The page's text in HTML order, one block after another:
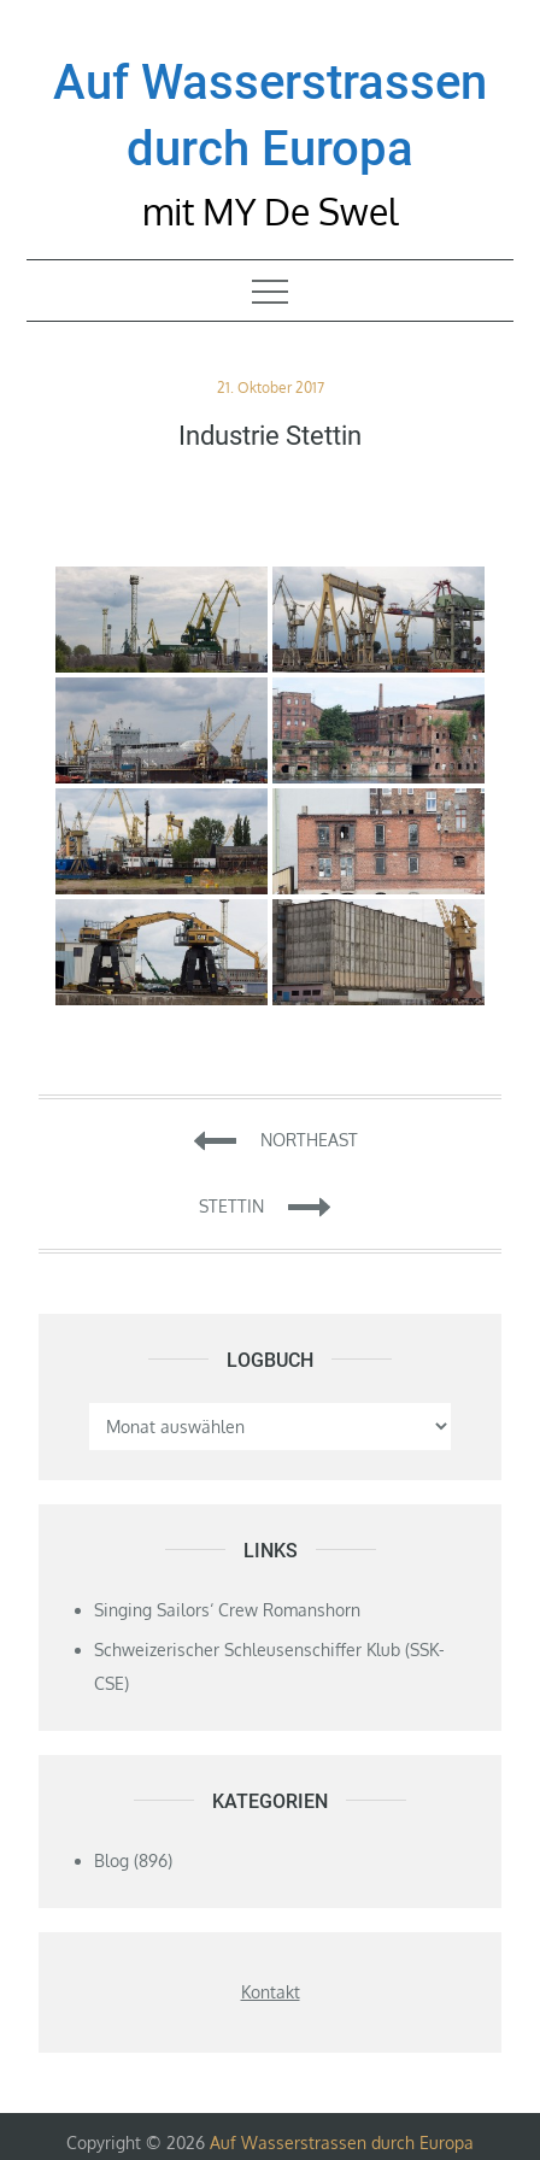
contentAuf Wasserstrassen
durch Europa
mit MY De Swel
Posted
21. Oktober 2017
Industrie Stettin
Beitragsnavigation
NORTHEAST
STETTIN
LOGBUCH Logbuch
LINKS
Singing Sailors‘ Crew Romanshorn
Schweizerischer Schleusenschiffer Klub (SSK-
CSE)
KATEGORIEN
Blog (896)
Kontakt
Copyright © 2026 Auf Wasserstrassen durch Europa